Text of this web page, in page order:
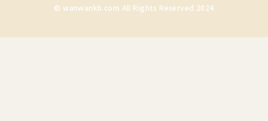
© wanwankb.com All Rights Reserved 2024